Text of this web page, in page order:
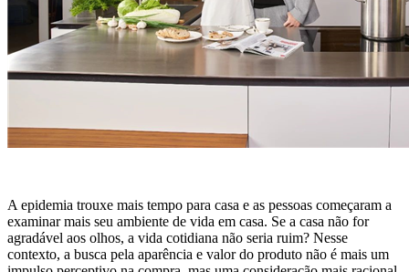
A epidemia trouxe mais tempo para casa e as pessoas começaram a
examinar mais seu ambiente de vida em casa. Se a casa não for
agradável aos olhos, a vida cotidiana não seria ruim? Nesse
contexto, a busca pela aparência e valor do produto não é mais um